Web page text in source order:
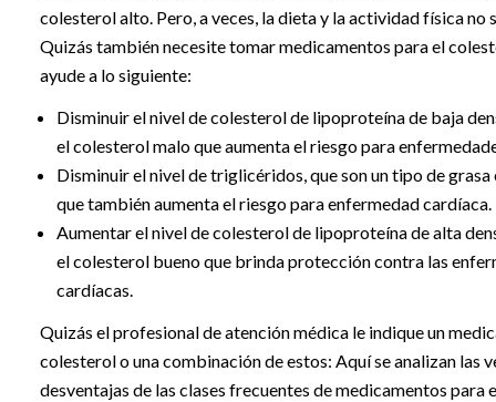
colesterol alto. Pero, a veces, la dieta y la actividad física no
Quizás también necesite tomar medicamentos para el
ayude a lo siguiente:
Disminuir el nivel de colesterol de lipoproteína de baja
el colesterol malo que aumenta el riesgo para
Disminuir el nivel de triglicéridos, que son un tipo de grasa
que también aumenta el riesgo para enfermedad cardíaca.
Aumentar el nivel de colesterol de lipoproteína de alta
el colesterol bueno que brinda protección contra las
cardíacas.
Quizás el profesional de atención médica le indique un
colesterol o una combinación de estos: Aquí se analizan las
desventajas de las clases frecuentes de medicamentos para